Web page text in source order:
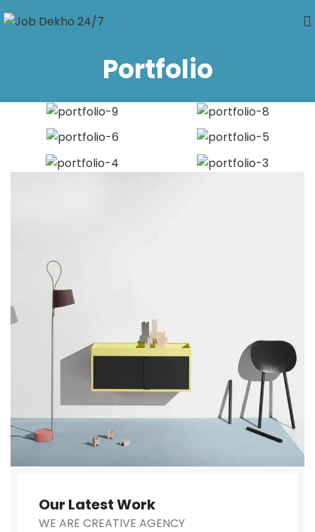
Portfolio
Our Latest Work
WE ARE CREATIVE AGENCY